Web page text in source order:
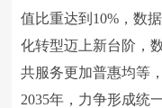
值比重达到10%，数
化转型迈上新台阶，
共服务更加普惠均等
2035年，力争形成统